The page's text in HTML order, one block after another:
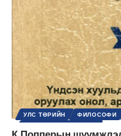
УЛС ТӨРИЙН ФИЛОСОФИ